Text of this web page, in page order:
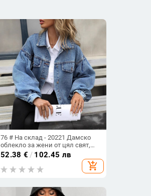
76 # На склад - 20221 Дамско
облекло за жени от цял свят,
европейско и американско
поло, ежедневие, улично,
модерно, свободно и
универсално късо дънково яке
52.38 € / 102.45 лв
add_shopping_cart